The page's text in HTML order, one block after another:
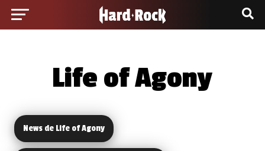
Life of Agony
News de Life of Agony